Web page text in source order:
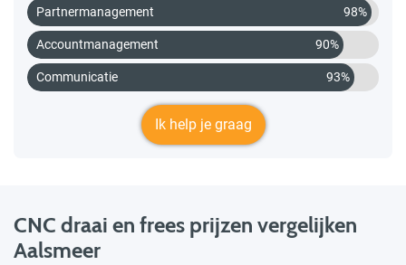
Partnermanagement 98%
Accountmanagement 90%
Communicatie 93%
Ik help je graag
CNC draai en frees prijzen vergelijken
Aalsmeer